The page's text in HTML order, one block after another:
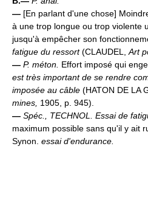
— [En parlant d'une chose]
à une trop longue ou trop violente
jusqu'à empêcher son
fatigue du ressort(CLAUDEL, Art
— P. méton. Effort imposé qui
est très important de se rendre
imposée au câble (HATON DE LA
mines, 1905, p. 945).
— Spéc., TECHNOL. Essai de
maximum possible sans qu'il y ait
Synon. essai d'endurance.